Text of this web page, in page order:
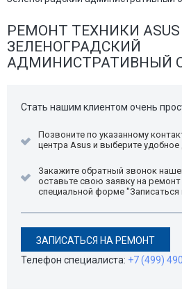
РЕМОНТ ТЕХНИКИ ASUS
ЗЕЛЕНОГРАДСКИЙ
АДМИНИСТРАТИВНЫЙ
Стать нашим клиентом очень
Позвоните по указанному
центра Asus и выберите
Закажите обратный звонок
оставьте свою заявку на
специальной форме "Записаться
ЗАПИСАТЬСЯ НА РЕМОНТ
Телефон специалиста: +7 (499)